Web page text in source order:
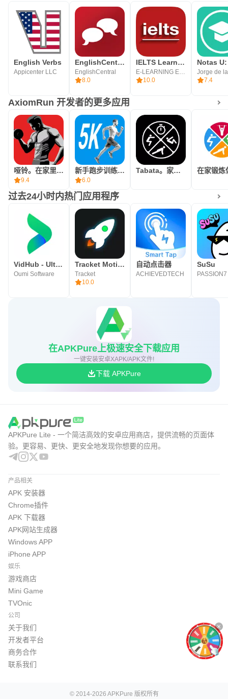
English Verbs
Appicenter LLC
EnglishCentral - Learn English
EnglishCentral
8.0
IELTS Learning English
10.0
Jorge de
7.4
AxiomRun 开发者的更多应用
哑铃。在家里锻炼。
9.4
新手跑步训练计划 - 零基础轻松入门
6.0
Tabata。家庭间歇训练 在家锻炼
过去24小时内热门应用程序
VidHub - Ultimate media player
Oumi Software
Tracket Motion：视频编辑器
Tracket
10.0
自动点击器
ACHIEVEDTECH
SuSu
在APKPure上极速安全下载应用
一键安装安卓XAPK/APK文件!
下载 APKPure
APKPure Lite - 一个简洁高效的安卓应用商店，提供流畅的页面体
验。更容易、更快、更安全地发现你想要的应用。
产品相关
APK 安装器
Chrome插件
APK 下载器
APK网站生成器
Windows APP
iPhone APP
娱乐
游戏商店
Mini Game
TVOnic
公司
关于我们
开发者平台
商务合作
联系我们
© 2014-2026 APKPure 版权所有